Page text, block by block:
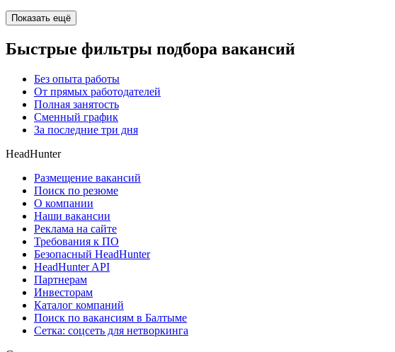
Показать ещё
Быстрые фильтры подбора вакансий
Без опыта работы
От прямых работодателей
Полная занятость
Сменный график
За последние три дня
HeadHunter
Размещение вакансий
Поиск по резюме
О компании
Наши вакансии
Реклама на сайте
Требования к ПО
Безопасный HeadHunter
HeadHunter API
Партнерам
Инвесторам
Каталог компаний
Поиск по вакансиям в Балтыме
Сетка: соцсеть для нетворкинга